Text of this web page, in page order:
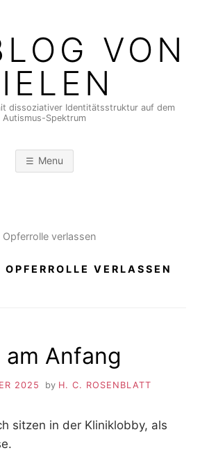
VON
dissoziativer Identitätsstruktur auf dem
Autismus-Spektrum
Menu
Opferrolle verlassen
OPFERROLLE VERLASSEN
am Anfang
2025 by H. C. ROSENBLATT
sitzen in der Kliniklobby, als